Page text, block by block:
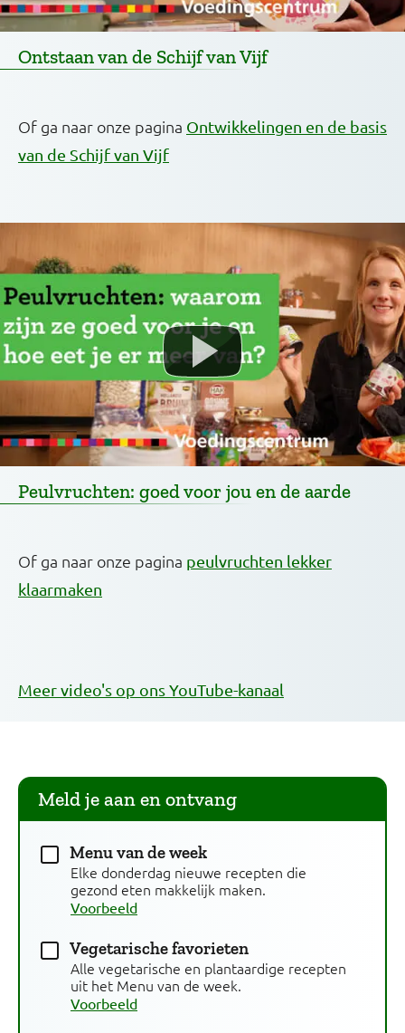
Ontstaan van de Schijf van Vijf
Of ga naar onze pagina Ontwikkelingen en de basis
van de Schijf van Vijf
Peulvruchten: goed voor jou en de aarde
Of ga naar onze pagina peulvruchten lekker
klaarmaken
Meer video's op ons YouTube-kanaal
Meld je aan en ontvang
Menu van de week
Elke donderdag nieuwe recepten die
gezond eten makkelijk maken.
Voorbeeld
Vegetarische favorieten
Alle vegetarische en plantaardige recepten
uit het Menu van de week.
Voorbeeld